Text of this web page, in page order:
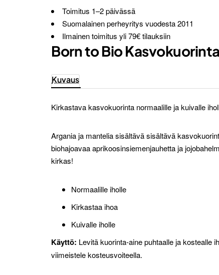
Toimitus 1–2 päivässä
Suomalainen perheyritys vuodesta 2011
Ilmainen toimitus yli 79€ tilauksiin
Born to Bio
Kuvaus
Kirkastava kasvokuorinta normaalille ja kuivalle
Argania ja mantelia sisältävä sisältävä
biohajoavaa aprikoosinsiemenjauhetta ja
kirkas!
Normaalille iholle
Kirkastaa ihoa
Kuivalle iholle
Käyttö: Levitä kuorinta-aine puhtaalle ja kostealle
viimeistele kosteusvoiteella.